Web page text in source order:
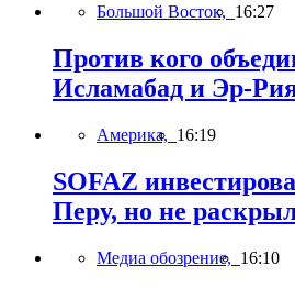
Большой Восток, 16:27
Против кого
Исламабад и Эр-
Америка, 16:19
SOFAZ
Перу, но не
Медиа обозрение, 16:10